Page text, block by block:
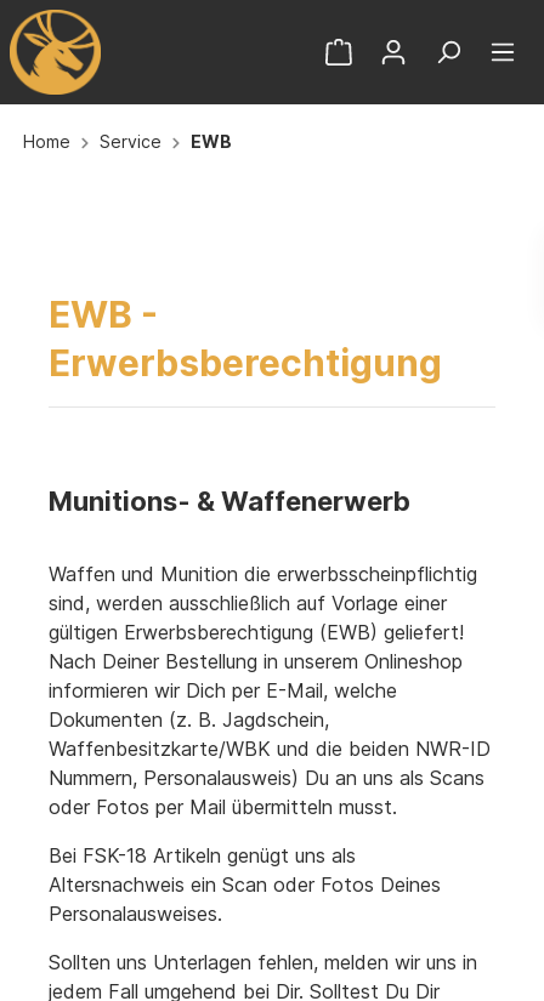
Home Service EWB
EWB -
Erwerbsberechtigung
Munitions- & Waffenerwerb
Waffen und Munition die erwerbsscheinpflichtig
sind, werden ausschließlich auf Vorlage einer
gültigen Erwerbsberechtigung (EWB) geliefert!
Nach Deiner Bestellung in unserem Onlineshop
informieren wir Dich per E-Mail, welche
Dokumenten (z. B. Jagdschein,
Waffenbesitzkarte/WBK und die beiden NWR-ID
Nummern, Personalausweis) Du an uns als Scans
oder Fotos per Mail übermitteln musst.
Bei FSK-18 Artikeln genügt uns als
Altersnachweis ein Scan oder Fotos Deines
Personalausweises.
Sollten uns Unterlagen fehlen, melden wir uns in
jedem Fall umgehend bei Dir. Solltest Du Dir